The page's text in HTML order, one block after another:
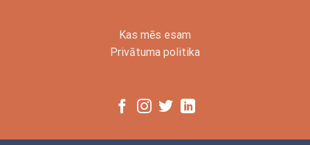
Kas mēs esam
Privātuma politika